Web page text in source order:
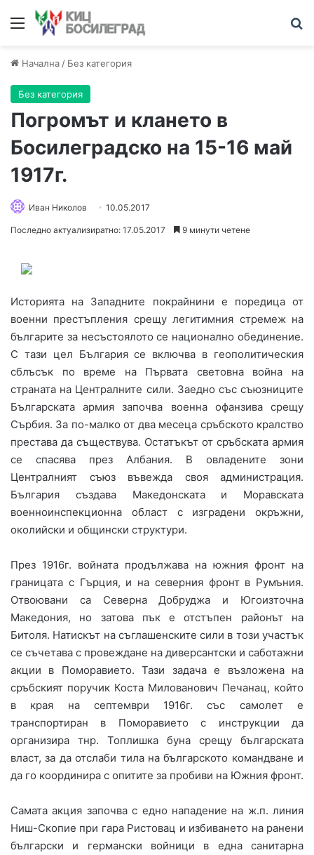
Меню
Начална / Без категория
Без категория
Погромът и клането в
Босилеградско на 15-16 май
1917г.
Иван Николов 10.05.2017
Последно актуализиратно: 17.05.2017 9 минути четене
Историята на Западните покрайнини е поредица от
военни престъпления срещу легитимния стремеж на
българите за несъстоялото се национално обединение.
С тази цел България се включва в геополитическия
сблъсък по време на Първата световна война на
страната на Централните сили. Заедно със съюзниците
Българската армия започва военна офанзива срещу
Сърбия. За по-малко от два месеца сръбското кралство
престава да съществува. Остатъкът от сръбската армия
се спасява през Албания. В овладените зони
Централният съюз въвежда своя администрация.
България създава Македонската и Моравската
военноинспекционна област с изградени окръжни,
околийски и общински структури.
През 1916г. войната продължава на южния фронт на
границата с Гърция, и на северния фронт в Румъния.
Отвоювани са Северна Добруджа и Югоизточна
Македония, но затова пък е отстъпен районът на
Битоля. Натискът на съглашенските сили в този участък
се съчетава с провеждане на диверсантски и саботажни
акции в Поморавието. Тази задача е възложена на
сръбският поручик Коста Милованович Печанац, който
в края на септември 1916г. със самолет е
транспортиран в Поморавието с инструкции да
организира тнр. Топлишка буна срещу българската
власт, за да отслаби тила на българското командване и
да го координира с опитите за пробиви на Южния фронт.
Самата акция започва с едно нападение на ж.п. линия
Ниш-Скопие при гара Ристовац и избиването на ранени
български и германски войници в една санитарна